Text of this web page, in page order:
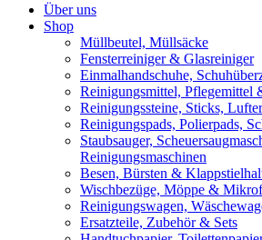
Über uns
Shop
Müllbeutel, Müllsäcke
Fensterreiniger & Glasreiniger
Einmalhandschuhe,
Reinigungsmittel, Pflegemittel
Reinigungssteine, Sticks,
Reinigungspads, Polierpads,
Staubsauger,
Reinigungsmaschinen
Besen, Bürsten &
Wischbezüge, Möppe &
Reinigungswagen,
Ersatzteile, Zubehör & Sets